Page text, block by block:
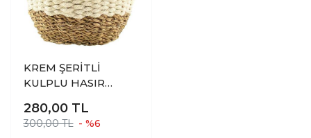
KREM ŞERİTLİ
KULPLU HASIR
280,00 TL
300,00 TL - %6